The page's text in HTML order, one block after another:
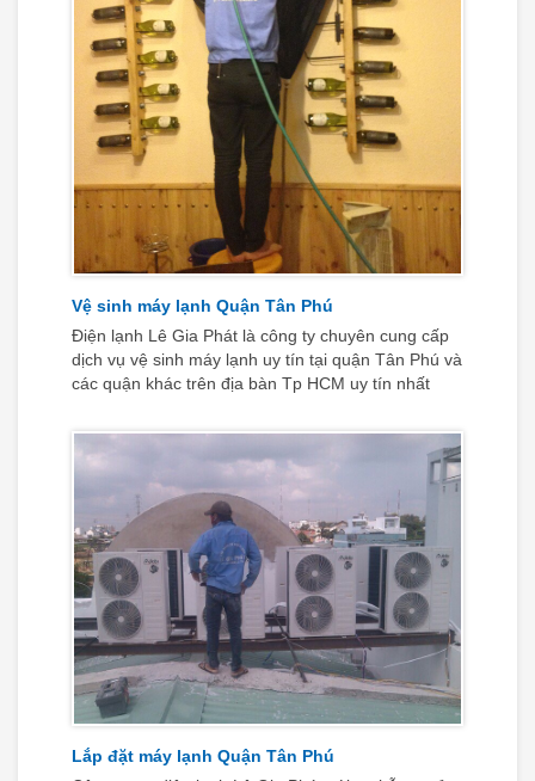
Vệ sinh máy lạnh Quận Tân Phú
Điện lạnh Lê Gia Phát là công ty chuyên cung cấp
dịch vụ vệ sinh máy lạnh uy tín tại quận Tân Phú và
các quận khác trên địa bàn Tp HCM uy tín nhất
Lắp đặt máy lạnh Quận Tân Phú